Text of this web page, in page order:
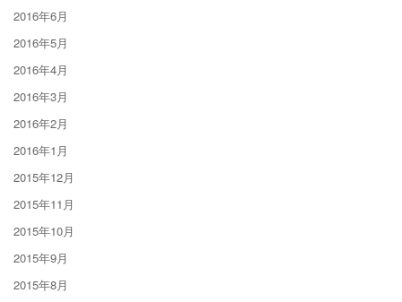
2016年6月
2016年5月
2016年4月
2016年3月
2016年2月
2016年1月
2015年12月
2015年11月
2015年10月
2015年9月
2015年8月